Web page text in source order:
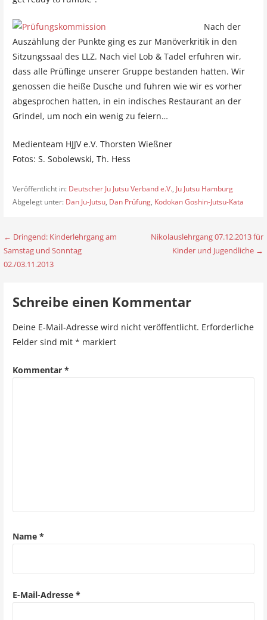
Nach der
Auszählung der Punkte ging es zur Manöverkritik in den
Sitzungssaal des LLZ. Nach viel Lob & Tadel erfuhren wir,
dass alle Prüflinge unserer Gruppe bestanden hatten. Wir
genossen die heiße Dusche und fuhren wie wir es vorher
abgesprochen hatten, in ein indisches Restaurant an der
Grindel, um noch ein wenig zu feiern…
Medienteam HJJV e.V. Thorsten Wießner
Fotos: S. Sobolewski, Th. Hess
Veröffentlicht in: Deutscher Ju Jutsu Verband e.V., Ju Jutsu Hamburg
Abgelegt unter: Dan Ju-Jutsu, Dan Prüfung, Kodokan Goshin-Jutsu-Kata
B
e
a
← Dringend: Kinderlehrgang am
Samstag und Sonntag
02./03.11.2013
Nikolauslehrgang 07.12.2013 für
Kinder und Jugendliche →
Schreibe einen Kommentar
Deine E-Mail-Adresse wird nicht veröffentlicht. Erforderliche
Felder sind mit * markiert
Kommentar *
Name *
E-Mail-Adresse *